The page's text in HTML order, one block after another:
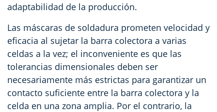
adaptabilidad de la producción.
Las máscaras de soldadura prometen velocidad y
eficacia al sujetar la barra colectora a varias
celdas a la vez; el inconveniente es que las
tolerancias dimensionales deben ser
necesariamente más estrictas para garantizar un
contacto suficiente entre la barra colectora y la
celda en una zona amplia. Por el contrario, la